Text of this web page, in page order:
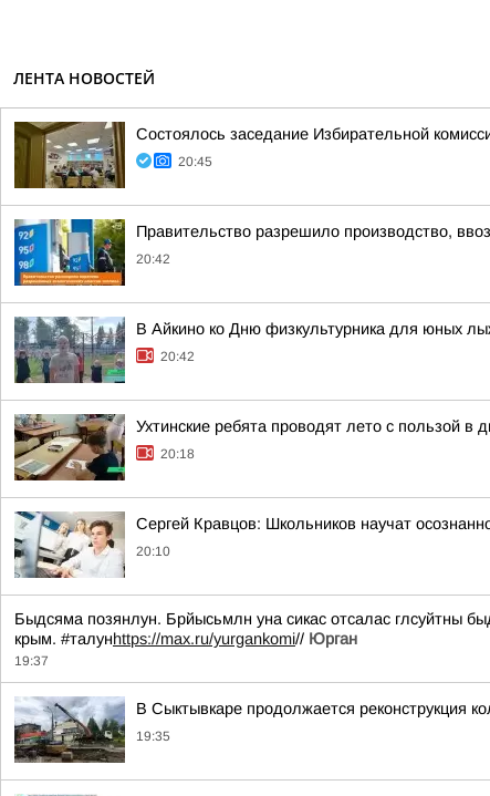
ЛЕНТА НОВОСТЕЙ
Состоялось заседание Избирательной
20:45
Правительство разрешило производство,
20:42
В Айкино ко Дню физкультурника для юных
20:42
Ухтинские ребята проводят лето с пользой
20:18
Сергей Кравцов: Школьников научат
20:10
Быдсяма позянлун. Брйысьмлн уна сикас отсалас глсуйтны
крым. #талунhttps://max.ru/yurgankomi// Юрган
19:37
В Сыктывкаре продолжается реконструкция
19:35